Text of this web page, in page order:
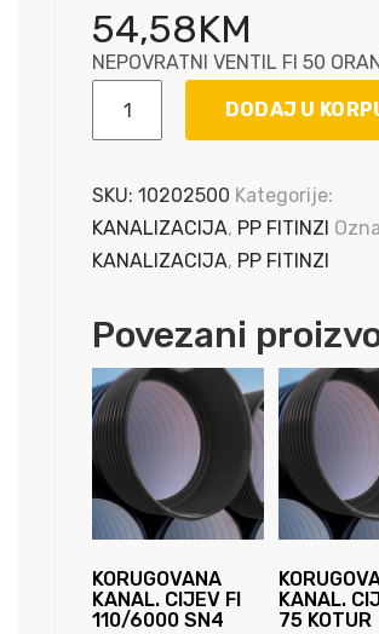
54,58KM
NEPOVRATNI VENTIL FI 50
50
ORANŽ
-
količina
DODAJ U
SKU: 10202500 Kategorije:
KANALIZACIJA, PP FITINZI
KANALIZACIJA, PP FITINZI
Povezani
KORUGOVANA
KANAL. CIJEV FI
110/6000 SN4
KANAL.
75 KOTUR